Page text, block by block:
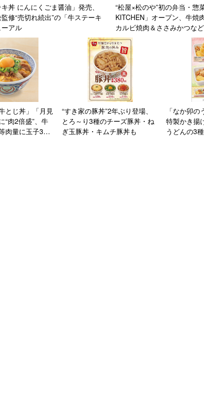
丼 にんにくごま醤油」発売、
修“売切れ続出”の「牛ステーキ
アル
“松屋×松のや”初の弁当・惣
KITCHEN」オープン、牛焼
カルビ焼肉＆ささみかつな
ずを組み合わせ
とじ丼」「月見
“肉2倍盛”、牛
肉量に玉子3個
“すき家の豚丼”2年ぶり登場、
とろ～り3種のチーズ豚丼・ね
ぎ玉豚丼・キムチ豚丼も
「なか卯の
特製かき揚
うどんの3